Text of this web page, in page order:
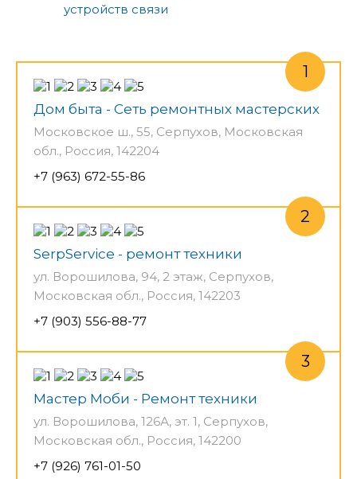
устройств связи
Дом быта - Сеть ремонтных мастерских
Московское ш., 55, Серпухов, Московская
обл., Россия, 142204
+7 (963) 672-55-86
SerpService - ремонт техники
ул. Ворошилова, 94, 2 этаж, Серпухов,
Московская обл., Россия, 142203
+7 (903) 556-88-77
Мастер Моби - Ремонт техники
ул. Ворошилова, 126А, эт. 1, Серпухов,
Московская обл., Россия, 142200
+7 (926) 761-01-50